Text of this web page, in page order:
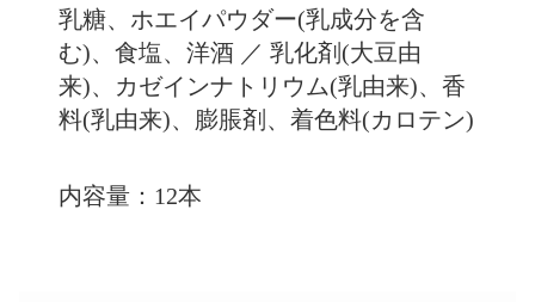
乳糖、ホエイパウダー(乳成分を含
む)、食塩、洋酒 ／ 乳化剤(大豆由
来)、カゼインナトリウム(乳由来)、香
料(乳由来)、膨脹剤、着色料(カロテン)
内容量：12本